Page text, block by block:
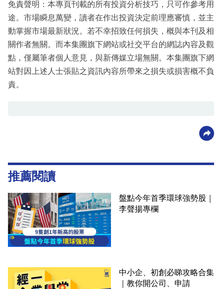
免責聲明：本專頁刊載的所有投資分析技巧，只可作參考用
途。市場瞬息萬變，讀者在作出投資決定前理應審慎，並主
動掌握市場最新狀況。若不幸招致任何損失，概與本刊及相
關作者無關。而本集團旗下網站或社交平台的網誌內容及觀
點，僅屬筆者個人意見，與新傳媒立場無關。本集團旗下網
站對因上述人士張貼之資訊內容所帶來之損失或損害概不負
責。
推薦閱讀
盤點今年首季環球強勢股｜
李聲揚專欄
中小企、初創必睇攻略合集
｜教你開公司、申請